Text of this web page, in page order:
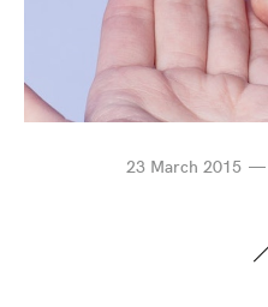
23 March 2015